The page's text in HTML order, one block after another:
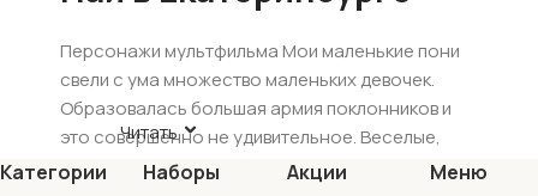
Персонажи мультфильма Мои маленькие пони
свели с ума множество маленьких девочек.
Образовалась большая армия поклонников и
это совершенно не удивительное. Веселые,
озорные и дружелюбные пони, главным
Читать
Категории Наборы Акции Меню